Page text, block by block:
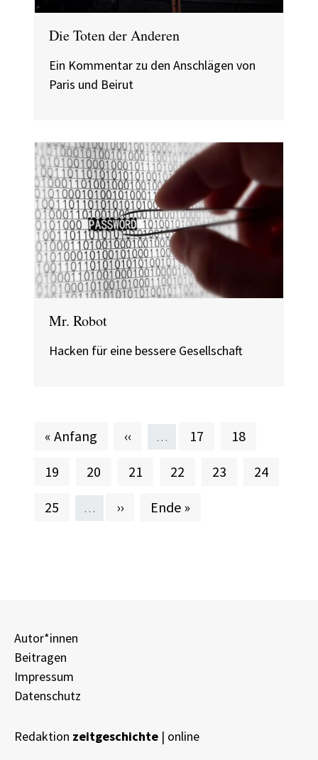
Die Toten der Anderen
Ein Kommentar zu den Anschlägen von
Paris und Beirut
Mr. Robot
Hacken für eine bessere Gesellschaft
Erste Seite
« Anfang Vorherige Seite
‹‹ … Seite
17 Seite
18
Seite
19 Seite
20 Aktuelle Seite
21 Seite
22 Seite
23 Seite
24
Seite
25 … Nächste Seite
›› Letzte Seite
Ende »
Autor*innen
Beitragen
Impressum
Datenschutz
Redaktion zeitgeschichte | online